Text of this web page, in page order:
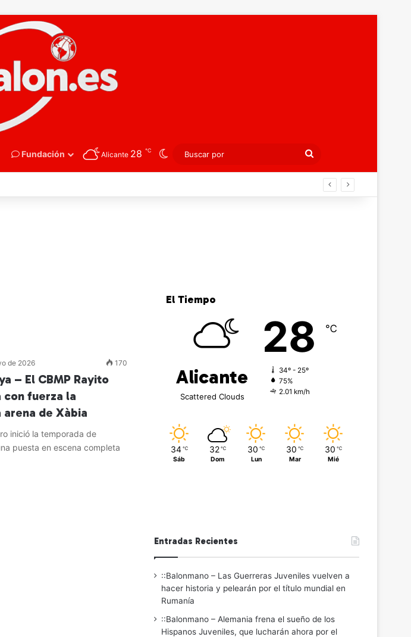
Fundación Alicante 28 ℃ Switch skin
Buscar
por
los Hispanos Juveniles, que lucharán ahora por el bronce europeo
de 2026 170
– El CBMP Rayito
con fuerza la
de Xàbia
inició la temporada de
puesta en escena completa
El Tiempo
Alicante
Scattered Clouds
28 ℃
34º - 25º
75%
2.01 km/h
34 ℃
Sáb
32 ℃
Dom
30 ℃
Lun
30 ℃
Mar
30 ℃
Mié
Entradas Recientes
::Balonmano – Las Guerreras Juveniles vuelven a
hacer historia y pelearán por el título mundial en
Rumanía
::Balonmano – Alemania frena el sueño de los
Hispanos Juveniles, que lucharán ahora por el